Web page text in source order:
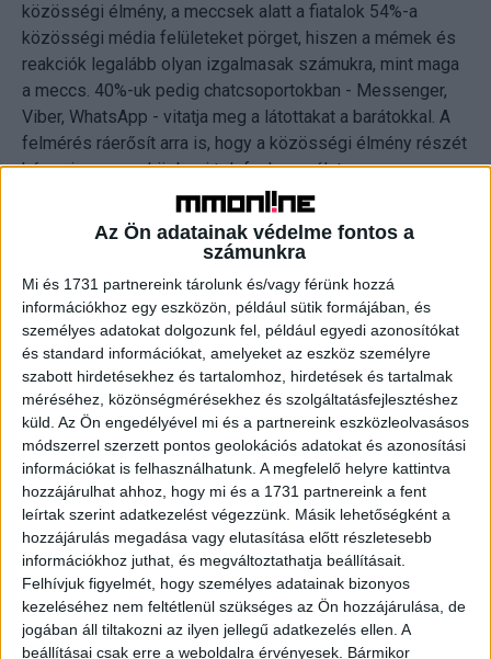
Az Ön adatainak védelme fontos a
számunkra
Mi és 1731 partnereink tárolunk és/vagy férünk hozzá
információkhoz egy eszközön, például sütik formájában, és
személyes adatokat dolgozunk fel, például egyedi azonosítókat
és standard információkat, amelyeket az eszköz személyre
szabott hirdetésekhez és tartalomhoz, hirdetések és tartalmak
méréséhez, közönségmérésekhez és szolgáltatásfejlesztéshez
küld. Az Ön engedélyével mi és a partnereink eszközleolvasásos
módszerrel szerzett pontos geolokációs adatokat és azonosítási
információkat is felhasználhatunk. A megfelelő helyre kattintva
hozzájárulhat ahhoz, hogy mi és a 1731 partnereink a fent
leírtak szerint adatkezelést végezzünk. Másik lehetőségként a
hozzájárulás megadása vagy elutasítása előtt részletesebb
információkhoz juthat, és megváltoztathatja beállításait.
Felhívjuk figyelmét, hogy személyes adatainak bizonyos
kezeléséhez nem feltétlenül szükséges az Ön hozzájárulása, de
jogában áll tiltakozni az ilyen jellegű adatkezelés ellen. A
beállításai csak erre a weboldalra érvényesek. Bármikor
közösségi élmény, a meccsek alatt a fiatalok 54%-a
közösségi média felületeket pörget, hiszen a mémek és
reakciók legalább olyan izgalmasak számukra, mint maga
a meccs. 40%-uk pedig chatcsoportokban - Messenger,
Viber, WhatsApp - vitatja meg a látottakat a barátokkal. A
felmérés ráerősít arra is, hogy a közösségi élmény részét
képezi a meccs közbeni telefonhasználat, a
megkérdezettek 35% még a nyilvános helyen lévő
meccsnézés közben is kapcsolatban van távoli barátaival.
Miután a tévé a meccsnézés fő eszköze, nem meglepő
eredménye a kutatásnak, hogy a válaszadók 21 százaléka
jó alkalomnak tartja a foci vb-t egy új készülék
beszerzésére. Az is kiderült, hogy 13 százalékuk már
beszerzett soundbart a jobb hangzás érdekében és
akinek még nincs otthon, szívesen megy olyan
vendégségbe, ahol kifejezetten komoly tv-n lehet
meccset nézni. A nézők 29%-a már 65 colos (165 cm)
vagy annál is nagyobb képernyőn szurkol otthon, míg a
lélektani határral bíró 77 colos (196 cm), vagy annál
nagyobb, TV-k is egyre nagyobb számban jelennek meg a
hazai háztartásokban. A válaszadók 13 százaléka
nyilatkozott arról, hogy a VB-t otthon 77 colos vagy
nagyobb képernyőn követik.